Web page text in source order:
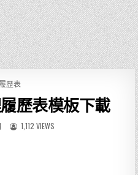
歷表
歷表模板下載
1,112 VIEWS